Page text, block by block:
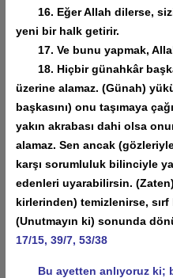
16. Eğer Allah dilerse, sizi
yeni bir halk getirir.
17. Ve bunu yapmak,
18. Hiçbir günahkâr
üzerine alamaz. (Günah)
başkasını) onu taşımaya
yakın akrabası dahi olsa
alamaz. Sen ancak
karşı sorumluluk bilinciyle
edenleri uyarabilirsin.
kirlerinden) temizlenirse,
(Unutmayın ki) sonunda
17/15, 39/7, 53/38
Bu ayetten anlıyoruz ki;